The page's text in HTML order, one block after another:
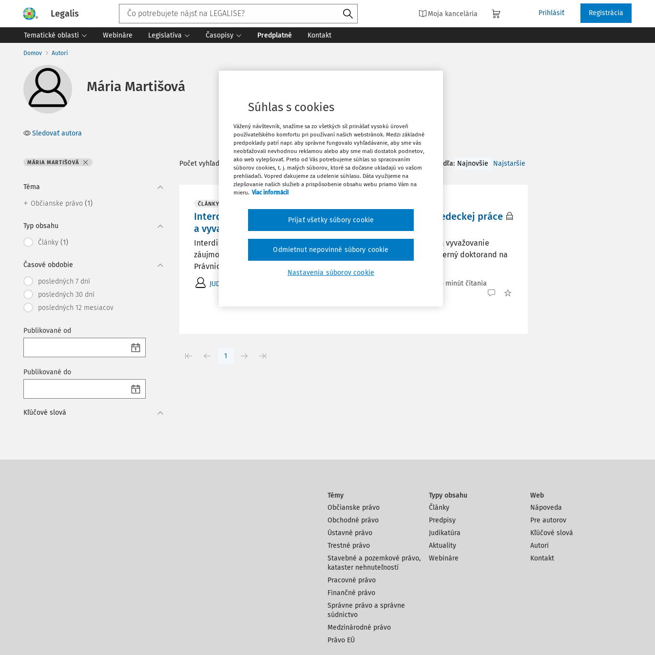
Legalis Moja kancelária Prihlásiť Registrácia
Tematické oblasti Webináre Legislatíva Časopisy Predplatné Kontakt
Domov Autori
Mária Martišová
Sledovať autora
MÁRIA MARTIŠOVÁ
Téma
Občianske právo (1)
Typ obsahu
Články (1)
Časové obdobie
posledných 7 dní
posledných 30 dní
posledných 12 mesiacov
Publikované od
Publikované do
Kľúčové slová
Počet vyhľadaných dokumentov:1 Zoradiť podľa: Najnovšie Najstaršie
ČLÁNKY
Interdisciplinárny pohľad na autorské právo, význam vedeckej práce
a vyvažovanie záujmov v slovenskom autorskom práve
Interdisciplinárny pohľad na autorské právo, význam vedeckej práce a vyvažovanie
záujmov v slovenskom autorskom práve JUDr. et Mgr. Marián Kropaj interný doktorand na
Právnickej fakulte Trnavskej univerzity v Trnave...
JUDr. Mgr. Marián Kropaj PhD. 35 minút čítania
1
Témy
Občianske právo
Obchodné právo
Ústavné právo
Trestné právo
Stavebné a pozemkové právo,
kataster nehnuteľností
Pracovné právo
Finančné právo
Správne právo a správne
súdnictvo
Medzinárodné právo
Právo EÚ
Typy obsahu
Články
Predpisy
Judikatúra
Aktuality
Webináre
Web
Nápoveda
Pre autorov
Kľúčové slová
Autori
Kontakt
Súhlas s cookies
Vážený návštevník, snažíme sa zo všetkých síl prinášať vysokú úroveň
používateľského komfortu pri používaní našich webstránok. Medzi základné
predpoklady patrí napr. aby správne fungovalo vyhľadávanie, aby sme vás
neobťažovali nevhodnou reklamou alebo aby sme mali dostatok podnetov,
ako web vylepšovať. Preto od Vás potrebujeme súhlas so spracovaním
súborov cookies, t. j. malých súborov, ktoré sa dočasne ukladajú vo vašom
prehliadači. Vopred ďakujeme za udelenie súhlasu. Dáta využijeme na
zlepšovanie našich služieb a prispôsobenie obsahu webu priamo Vám na
mieru. Viac informácií
Nastavenia súborov cookie
Odmietnut nepovinné súbory cookie
Prijať všetky súbory cookie